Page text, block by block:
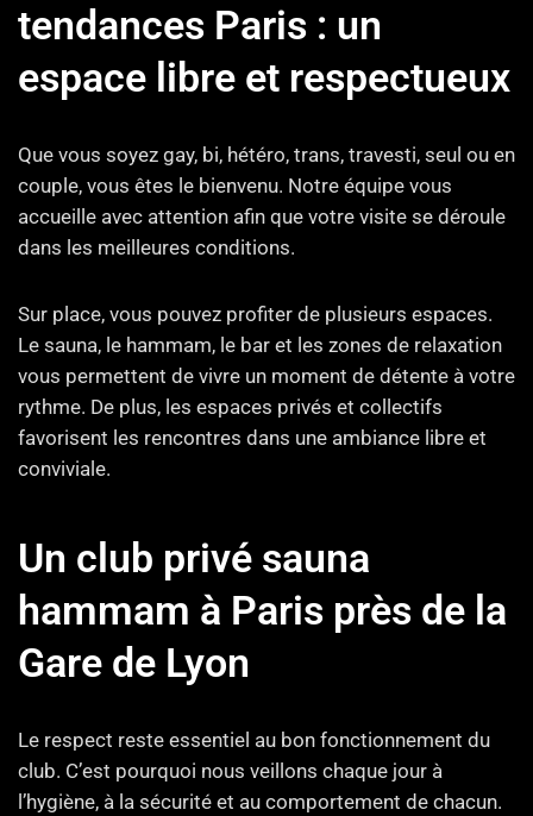
tendances Paris : un
espace libre et respectueux
Que vous soyez gay, bi, hétéro, trans, travesti, seul ou en
couple, vous êtes le bienvenu. Notre équipe vous
accueille avec attention afin que votre visite se déroule
dans les meilleures conditions.
Sur place, vous pouvez profiter de plusieurs espaces.
Le sauna, le hammam, le bar et les zones de relaxation
vous permettent de vivre un moment de détente à votre
rythme. De plus, les espaces privés et collectifs
favorisent les rencontres dans une ambiance libre et
conviviale.
Un club privé sauna
hammam à Paris près de la
Gare de Lyon
Le respect reste essentiel au bon fonctionnement du
club. C’est pourquoi nous veillons chaque jour à
l’hygiène, à la sécurité et au comportement de chacun.